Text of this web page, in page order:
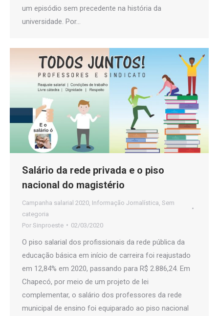
um episódio sem precedente na história da
universidade. Por…
Salário da rede privada e o piso
nacional do magistério
Campanha salarial 2020 Informação Jornalística Sem
categoria
Por Sinproeste 02/03/2020
O piso salarial dos profissionais da rede pública da
educação básica em início de carreira foi reajustado
em 12,84% em 2020, passando para R$ 2.886,24. Em
Chapecó, por meio de um projeto de lei
complementar, o salário dos professores da rede
municipal de ensino foi equiparado ao piso nacional